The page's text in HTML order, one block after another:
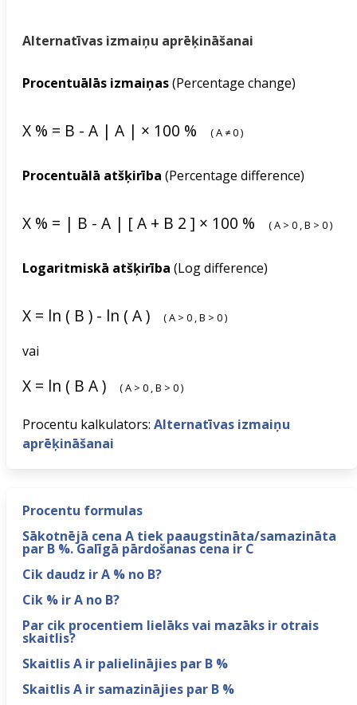
Alternatīvas izmaiņu aprēķināšanai
Procentuālās izmaiņas(Percentage change)
X % = B - A | A | × 100 % (A ≠0)
Procentuālā atšķirība (Percentage difference)
X % = | B - A | [A + B 2 ] × 100 % (A > 0 ,B > 0)
Logaritmiskā atšķirība (Log difference)
X = ln ( B ) - ln ( A) (A > 0 ,B > 0)
vai
X = ln ( B A) (A > 0 ,B > 0)
Procentu kalkulators: Alternatīvas izmaiņu
aprēķināšanai
Procentu formulas
Sākotnējā cena A tiek paaugstināta/samazināta
par B %. Galīgā pārdošanas cena ir C
Cik daudz ir A % no B?
Cik % ir A no B?
Par cik procentiem lielāks vai mazāks ir otrais
skaitlis?
Skaitlis A ir palielinājies par B %
Skaitlis A ir samazinājies par B %